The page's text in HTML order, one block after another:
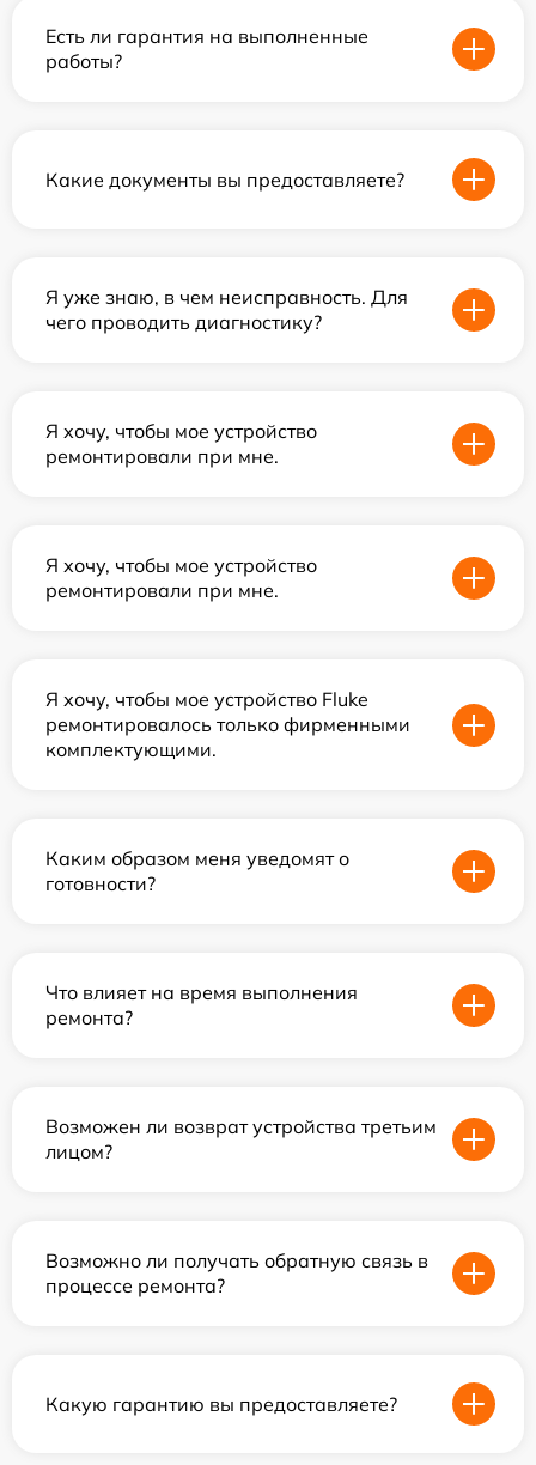
Есть ли гарантия на выполненные
работы?
Какие документы вы предоставляете?
Я уже знаю, в чем неисправность. Для
чего проводить диагностику?
Я хочу, чтобы мое устройство
ремонтировали при мне.
Я хочу, чтобы мое устройство
ремонтировали при мне.
Я хочу, чтобы мое устройство Fluke
ремонтировалось только фирменными
комплектующими.
Каким образом меня уведомят о
готовности?
Что влияет на время выполнения
ремонта?
Возможен ли возврат устройства третьим
лицом?
Возможно ли получать обратную связь в
процессе ремонта?
Какую гарантию вы предоставляете?